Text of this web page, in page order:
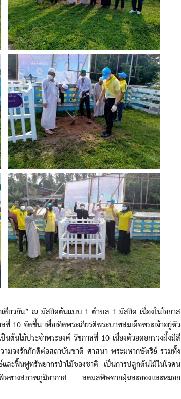
วกัน” ณ มัสยิดต้นแบบ 1 ตำบล 1 มัสยิด เนื่องในโอกาส
10 จัดขึ้น เพื่อเทิดพระเกียรติพระบาทสมเด็จพระเจ้าอยู่หัว
ต้นไม้ประจำพระองค์ รัชกาลที่ 10 เนื่องด้วยดอกรวงผึ้งมีสี
ามจงรักภักดีต่อสถาบันชาติ ศาสนา พระมหากษัตริย์ รวมทั้ง
ละฟื้นฟูทรัพยากรป่าไม้ของชาติ เป็นการปลูกต้นไม้ในใจคน
พิษทางสภาพภูมิอากาศ ลดมลพิษจากฝุ่นละอองและหมอก